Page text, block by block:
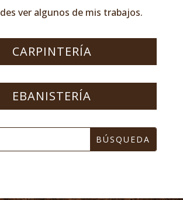
ver algunos de mis trabajos.
CARPINTERÍA
EBANISTERÍA